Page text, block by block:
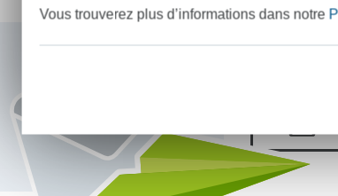
Vous trouverez plus d’informations dans notre